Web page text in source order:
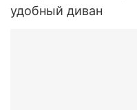
удобный диван